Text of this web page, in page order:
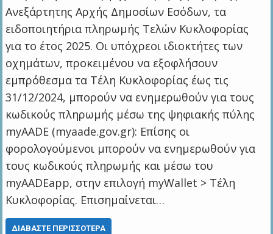
Ανεξάρτητης Αρχής Δημοσίων Εσόδων, τα
ειδοποιητήρια πληρωμής Τελών Κυκλοφορίας
για το έτος 2025. Οι υπόχρεοι ιδιοκτήτες των
οχημάτων, προκειμένου να εξοφλήσουν
εμπρόθεσμα τα Τέλη Κυκλοφορίας έως τις
31/12/2024, μπορούν να ενημερωθούν για τους
κωδικούς πληρωμής μέσω της ψηφιακής πύλης
myAADE (myaade.gov.gr): Επίσης οι
φορολογούμενοι μπορούν να ενημερωθούν για
τους κωδικούς πληρωμής και μέσω του
myAADEapp, στην επιλογή myWallet > Τέλη
Κυκλοφορίας. Επισημαίνεται…
ΔΙΑΒΆΣΤΕ ΠΕΡΙΣΣΌΤΕΡΑ